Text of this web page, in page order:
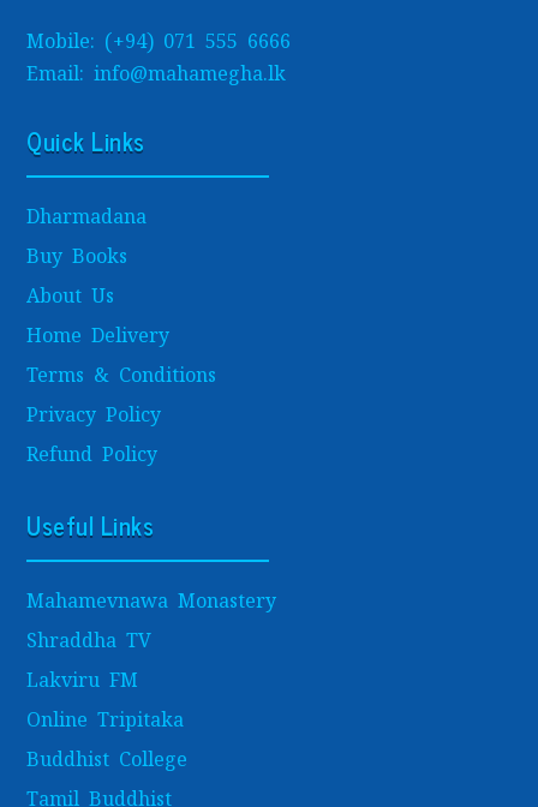
Mobile: (+94) 071 555 6666
Email: info@mahamegha.lk
Quick Links
Dharmadana
Buy Books
About Us
Home Delivery
Terms & Conditions
Privacy Policy
Refund Policy
Useful Links
Mahamevnawa Monastery
Shraddha TV
Lakviru FM
Online Tripitaka
Buddhist College
Tamil Buddhist